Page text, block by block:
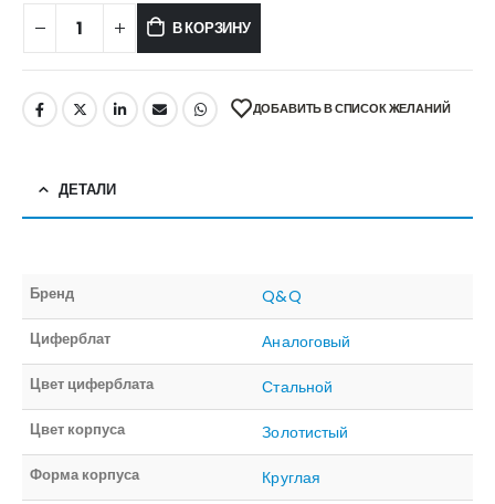
В КОРЗИНУ
ДОБАВИТЬ В СПИСОК ЖЕЛАНИЙ
ДЕТАЛИ
Бренд Q&Q
Циферблат Аналоговый
Цвет циферблата Стальной
Цвет корпуса Золотистый
Форма корпуса Круглая